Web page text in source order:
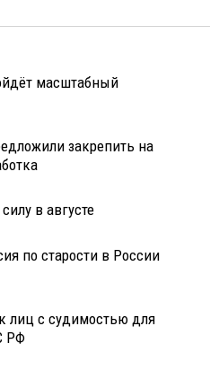
масштабный
закрепить на
в августе
по старости в России
лиц с судимостью для
РФ